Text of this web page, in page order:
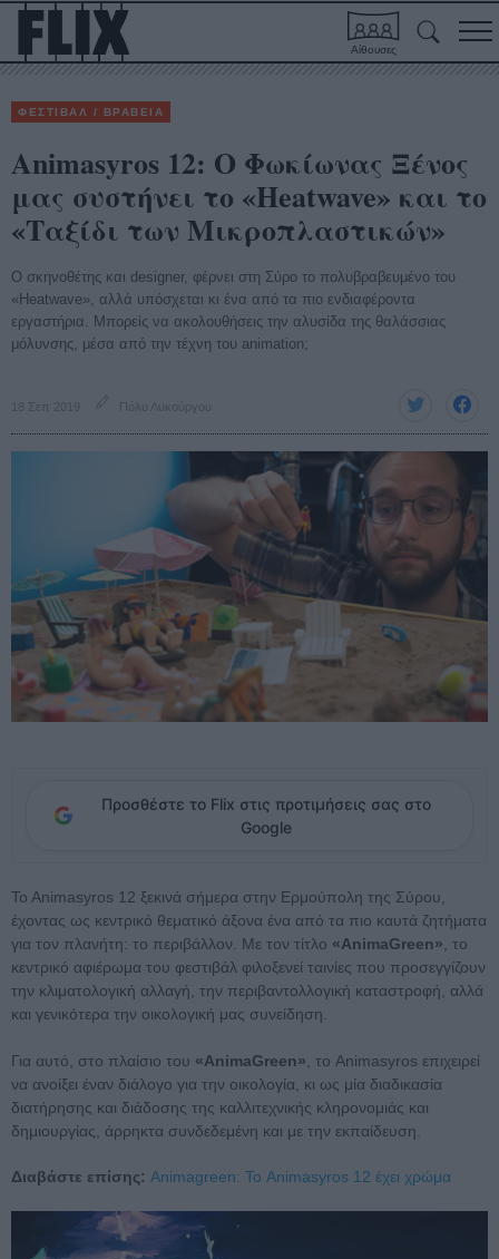
Αίθουσες
ΦΕΣΤΙΒΑΛ / ΒΡΑΒΕΙΑ
Animasyros 12: Ο Φωκίωνας Ξένος
μας συστήνει το «Heatwave» και το
«Ταξίδι των Μικροπλαστικών»
O σκηνοθέτης και designer, φέρνει στη Σύρο το πολυβραβευμένο του
«Heatwave», αλλά υπόσχεται κι ένα από τα πιο ενδιαφέροντα
εργαστήρια. Μπορείς να ακολουθήσεις την αλυσίδα της θαλάσσιας
μόλυνσης, μέσα από την τέχνη του animation;
18 Σεπ 2019 Πόλυ Λυκούργου
Προσθέστε το Flix στις προτιμήσεις σας στο
Google
To Animasyros 12 ξεκινά σήμερα στην Ερμούπολη της Σύρου,
έχοντας ως κεντρικό θεματικό άξονα ένα από τα πιο καυτά ζητήματα
για τον πλανήτη: το περιβάλλον. Με τον τίτλο «AnimaGreen» , το
κεντρικό αφιέρωμα του φεστιβάλ φιλοξενεί ταινίες που προσεγγίζουν
την κλιματολογική αλλαγή, την περιβαντολλογική καταστροφή, αλλά
και γενικότερα την οικολογική μας συνείδηση.
Για αυτό, στο πλαίσιο του «AnimaGreen» , το Animasyros επιχειρεί
να ανοίξει έναν διάλογο για την οικολογία, κι ως μία διαδικασία
διατήρησης και διάδοσης της καλλιτεχνικής κληρονομιάς και
δημιουργίας, άρρηκτα συνδεδεμένη και με την εκπαίδευση.
Διαβάστε επίσης: Animagreen: Το Animasyros 12 έχει χρώμα